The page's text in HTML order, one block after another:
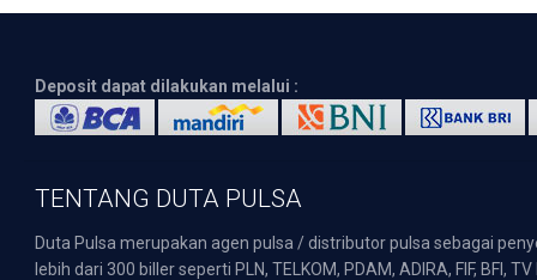
Deposit dapat dilakukan melalui :
TENTANG DUTA PULSA
Duta Pulsa merupakan agen pulsa / distributor pulsa sebagai
lebih dari 300 biller seperti PLN, TELKOM, PDAM, ADIRA, FIF,